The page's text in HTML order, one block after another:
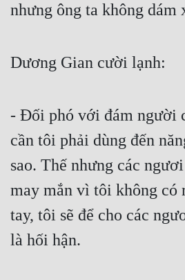
nhưng ông ta không dám
Dương Gian cười lạnh:
- Đối phó với đám người
cần tôi phải dùng đến
sao. Thế nhưng các
may mắn vì tôi không có
tay, tôi sẽ để cho các
là hối hận.